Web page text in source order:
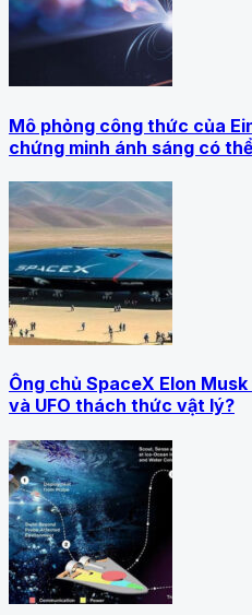
Mô phỏng công thức của
chứng minh ánh sáng có
Ông chủ SpaceX Elon
và UFO thách thức vật lý?